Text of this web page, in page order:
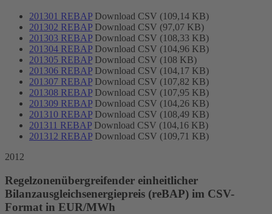
201301 REBAP Download CSV (109,14 KB)
201302 REBAP Download CSV (97,07 KB)
201303 REBAP Download CSV (108,33 KB)
201304 REBAP Download CSV (104,96 KB)
201305 REBAP Download CSV (108 KB)
201306 REBAP Download CSV (104,17 KB)
201307 REBAP Download CSV (107,82 KB)
201308 REBAP Download CSV (107,95 KB)
201309 REBAP Download CSV (104,26 KB)
201310 REBAP Download CSV (108,49 KB)
201311 REBAP Download CSV (104,16 KB)
201312 REBAP Download CSV (109,71 KB)
2012
Regelzonenübergreifender einheitlicher
Bilanzausgleichsenergiepreis (reBAP) im CSV-
Format in EUR/MWh